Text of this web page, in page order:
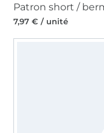
7,97 € / unité